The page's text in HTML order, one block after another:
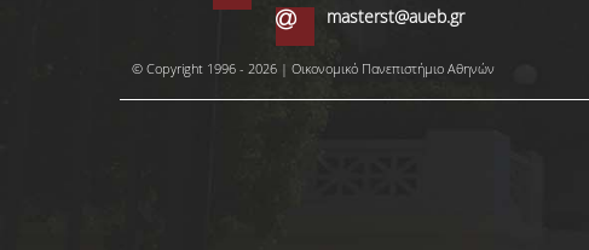
masterst@aueb.gr
© Copyright 1996 - 2026 | Οικονομικό Πανεπιστήμιο Αθηνών